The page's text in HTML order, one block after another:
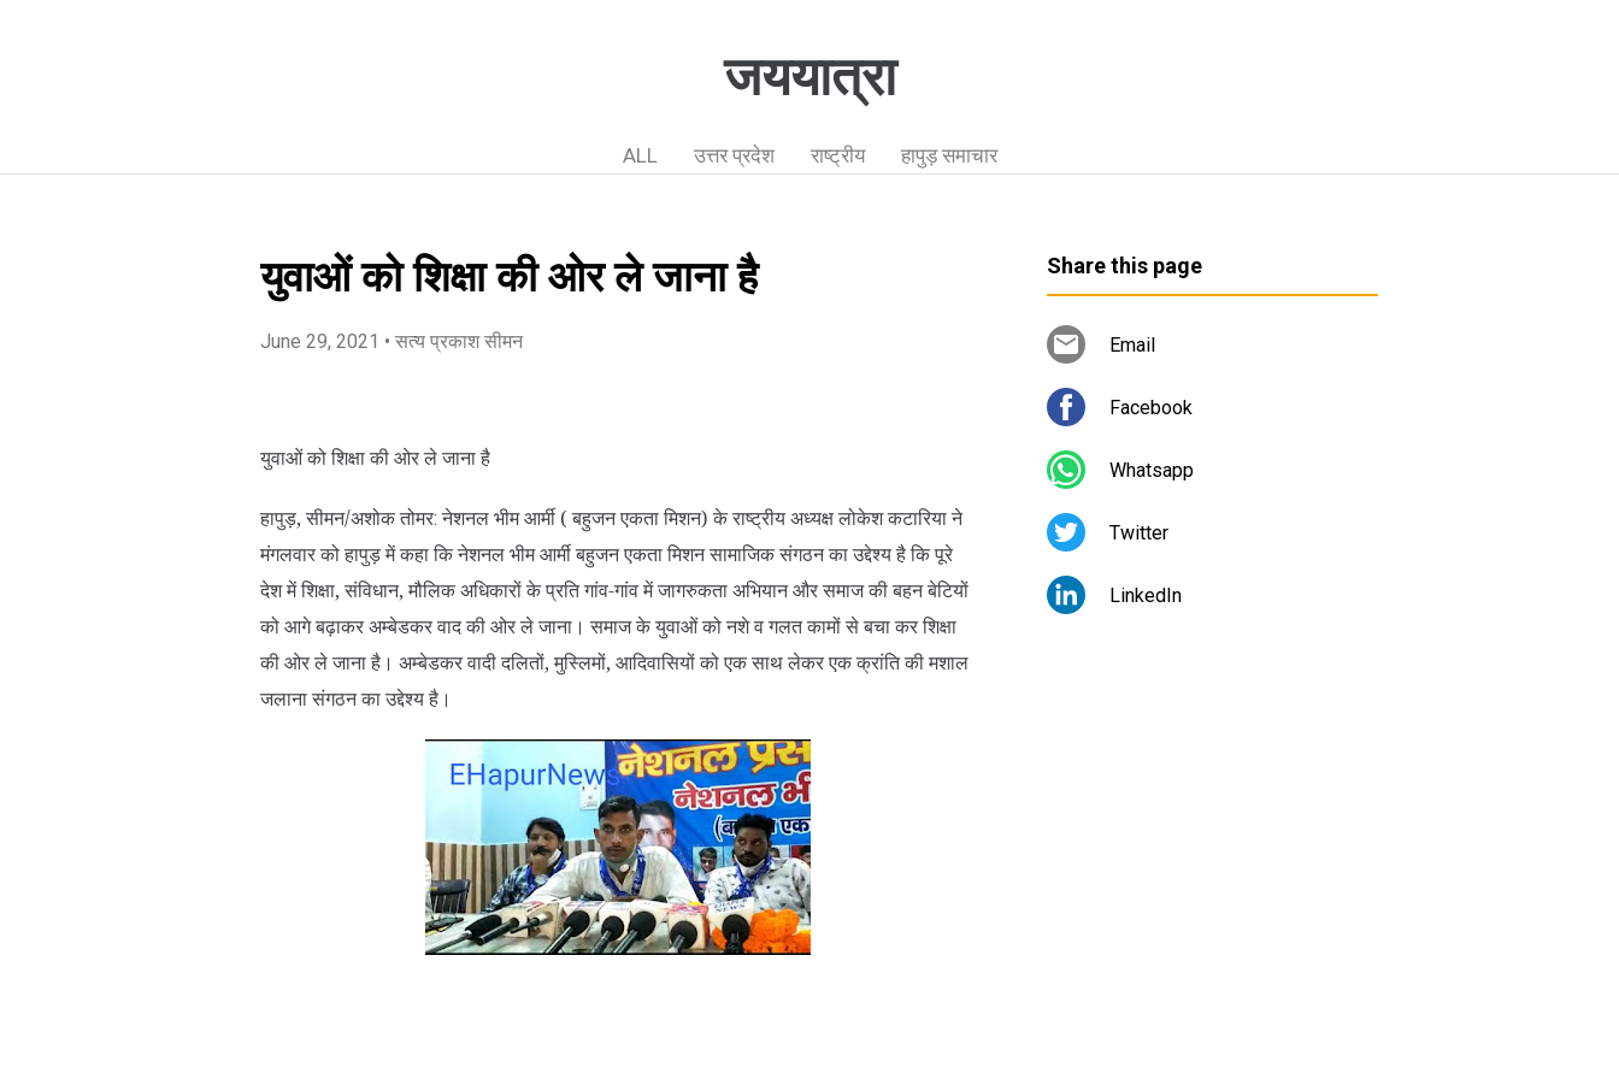
जययात्रा
ALL उत्तर प्रदेश राष्ट्रीय हापुड़ समाचार
युवाओं को शिक्षा की ओर ले जाना है
June 29, 2021 • सत्य प्रकाश सीमन
युवाओं को शिक्षा की ओर ले जाना है
हापुड़, सीमन/अशोक तोमर:नेशनल भीम आर्मी ( बहुजन एकता मिशन) के राष्ट्रीय अध्यक्ष लोकेश कटारिया ने
मंगलवार को हापुड़ में कहा कि नेशनल भीम आर्मी बहुजन एकता मिशन सामाजिक संगठन का उद्देश्य है कि पूरे
देश में शिक्षा, संविधान, मौलिक अधिकारों के प्रति गांव-गांव में जागरुकता अभियान और समाज की बहन बेटियों
को आगे बढ़ाकर अम्बेडकर वाद की ओर ले जाना। समाज के युवाओं को नशे व गलत कामों से बचा कर शिक्षा
की ओर ले जाना है। अम्बेडकर वादी दलितों, मुस्लिमों, आदिवासियों को एक साथ लेकर एक क्रांति की मशाल
जलाना संगठन का उद्देश्य है।
Share this page
Email
Facebook
Whatsapp
Twitter
LinkedIn